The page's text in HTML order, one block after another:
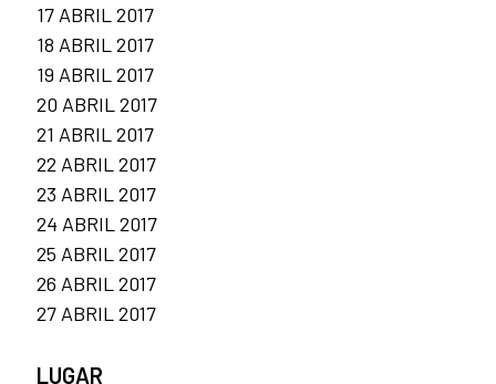
17 ABRIL 2017
18 ABRIL 2017
19 ABRIL 2017
20 ABRIL 2017
21 ABRIL 2017
22 ABRIL 2017
23 ABRIL 2017
24 ABRIL 2017
25 ABRIL 2017
26 ABRIL 2017
27 ABRIL 2017
LUGAR